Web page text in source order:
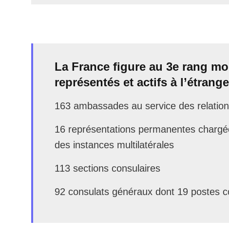
La France figure au 3e rang
représentés et actifs à
163 ambassades au service des
16 représentations permanentes
des instances multilatérales
113 sections consulaires
92 consulats généraux dont 19 postes